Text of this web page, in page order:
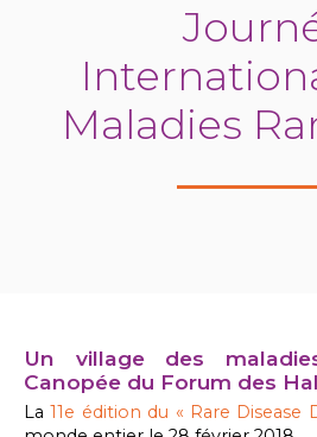
Maladies
Un village des
Canopée du Forum des
La11e édition du « Rare Disease